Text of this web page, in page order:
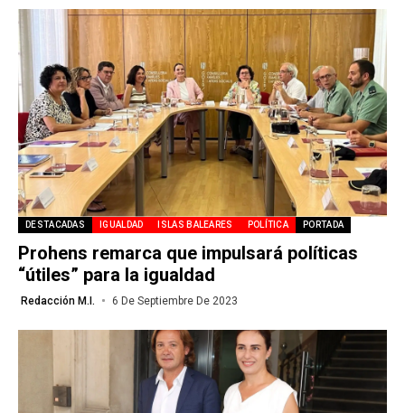
DESTACADAS IGUALDAD ISLAS BALEARES POLÍTICA PORTADA
Prohens remarca que impulsará políticas
“útiles” para la igualdad
Redacción M.I. 6 De Septiembre De 2023